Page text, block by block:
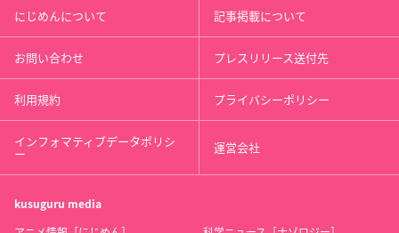
にじめんについて 記事掲載について
お問い合わせ プレスリリース送付先
利用規約 プライバシーポリシー
インフォマティブデータポリシ
ー 運営会社
kusuguru media